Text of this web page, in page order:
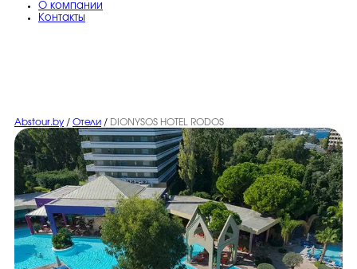
O компании
Контакты
Abstour.by / Отели / DIONYSOS HOTEL RODOS